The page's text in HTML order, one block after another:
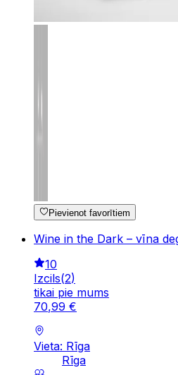
Pievienot favorītiem
Wine in the Dark – vīna
10
Izcils(2)
tikai pie mums
70,99 €
Vieta: Rīga
Rīga